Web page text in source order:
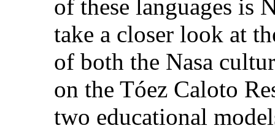
of these languages is
take a closer look at
of both the Nasa
on the Tóez Caloto
two educational